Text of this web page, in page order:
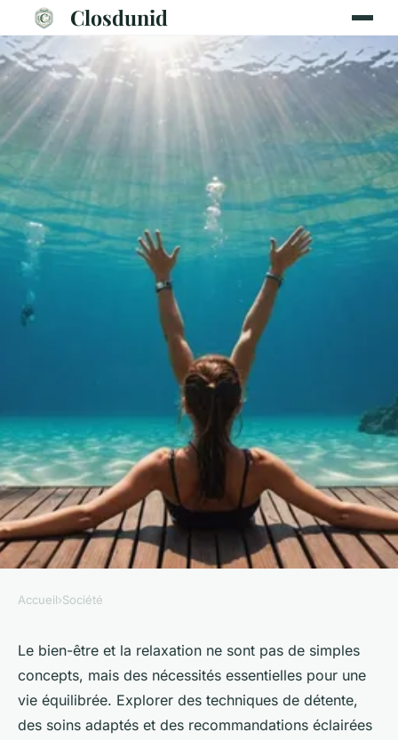
Closdunid
Plongez dans l'univers du
bien-être et de la relaxation
Iris• 10 mars 2025•3 min de lecture
Accueil›Société
Le bien-être et la relaxation ne sont pas de simples
concepts, mais des nécessités essentielles pour une
vie équilibrée. Explorer des techniques de détente,
des soins adaptés et des recommandations éclairées